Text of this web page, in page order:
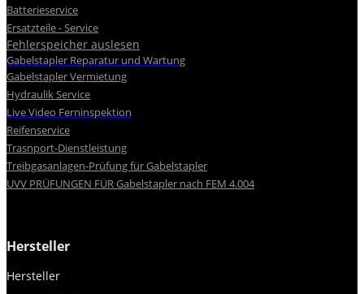
Batterieservice
Ersatzteile - Service
Fehlerspeicher auslesen
Gabelstapler Reparatur und Wartung
Gabelstapler Vermietung
Hydraulik Service
Live Video Ferninspektion
Reifenservice
Trasnport-Dienstleistung
Treibgasanlagen-Prüfung für Gabelstapler
UVV PRÜFUNGEN FÜR Gabelstapler nach FEM 4.004
Hersteller
Hersteller